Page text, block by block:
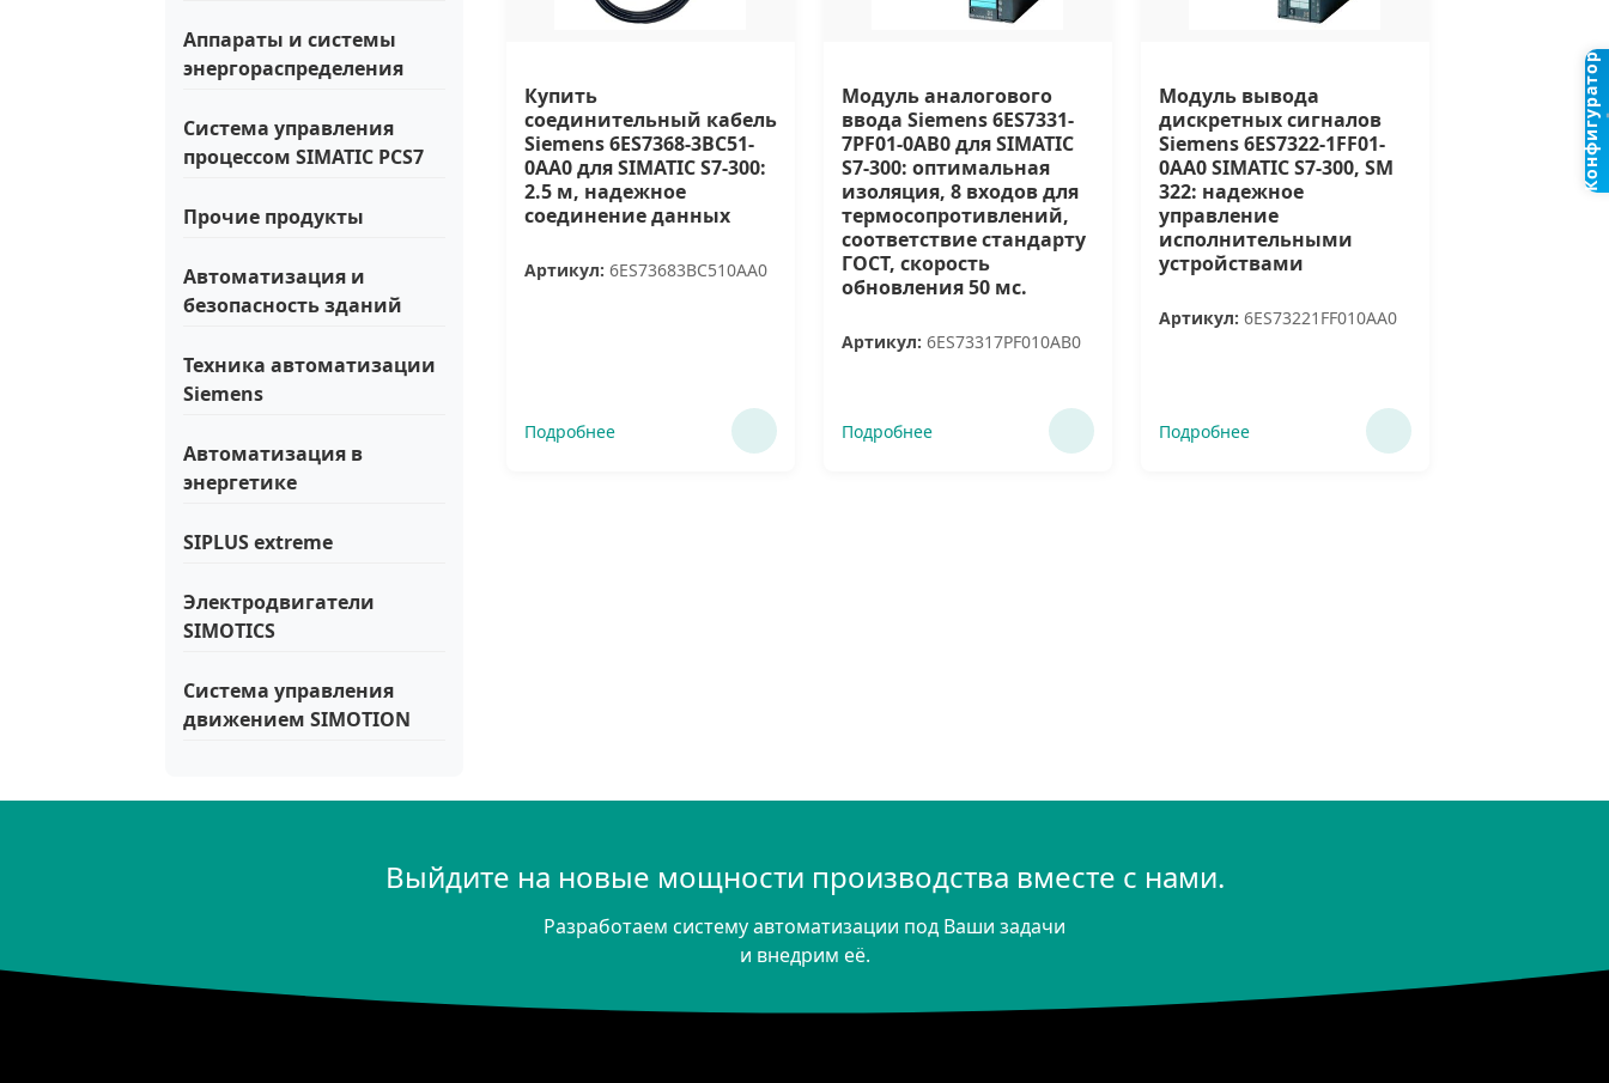
Конфигуратор
Аппараты и системы
энергораспределения
Система управления
процессом SIMATIC PCS7
Прочие продукты
Автоматизация и
безопасность зданий
Техника автоматизации
Siemens
Автоматизация в
энергетике
SIPLUS extreme
Электродвигатели
SIMOTICS
Система управления
движением SIMOTION
Купить
соединительный кабель
Siemens 6ES7368-3BC51-
0AA0 для SIMATIC S7-300:
2.5 м, надежное
соединение данных
Артикул: 6ES73683BC510AA0
Подробнее
Модуль аналогового
ввода Siemens 6ES7331-
7PF01-0AB0 для SIMATIC
S7-300: оптимальная
изоляция, 8 входов для
термосопротивлений,
соответствие стандарту
ГОСТ, скорость
обновления 50 мс.
Артикул: 6ES73317PF010AB0
Подробнее
Модуль вывода
дискретных сигналов
Siemens 6ES7322-1FF01-
0AA0 SIMATIC S7-300, SM
322: надежное
управление
исполнительными
устройствами
Артикул: 6ES73221FF010AA0
Подробнее
Выйдите на новые мощности производства вместе с нами.
Разработаем систему автоматизации под Ваши задачи
и внедрим её.